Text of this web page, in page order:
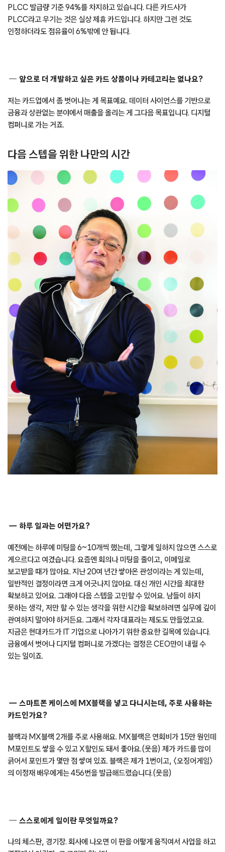
PLCC 발급량 기준 94%를 차지하고 있습니다. 다른 카드사가
PLCC라고 우기는 것은 실상 제휴 카드입니다. 하지만 그런 것도
인정하더라도 점유율이 6%밖에 안 됩니다.
앞으로 더 개발하고 싶은 카드 상품이나 카테고리는 없나요?
저는 카드업에서 좀 벗어나는 게 목표예요. 데이터 사이언스를 기반으로
금융과 상관없는 분야에서 매출을 올리는 게 그다음 목표입니다. 디지털
컴퍼니로 가는 거죠.
다음 스텝을 위한 나만의 시간
하루 일과는 어떤가요?
예전에는 하루에 미팅을 6~10개씩 했는데, 그렇게 일하지 않으면 스스로
게으르다고 여겼습니다. 요즘엔 회의나 미팅을 줄이고, 이메일로
보고받을 때가 많아요. 지난 20여 년간 쌓아온 관성이라는 게 있는데,
일반적인 결정이라면 크게 어긋나지 않아요. 대신 개인 시간을 최대한
확보하고 있어요. 그래야 다음 스텝을 고민할 수 있어요. 남들이 하지
못하는 생각, 저만 할 수 있는 생각을 위한 시간을 확보하려면 실무에 깊이
관여하지 말아야 하거든요. 그래서 각자 대표라는 제도도 만들었고요.
지금은 현대카드가 IT 기업으로 나아가기 위한 중요한 길목에 있습니다.
금융에서 벗어나 디지털 컴퍼니로 가겠다는 결정은 CEO만이 내릴 수
있는 일이죠.
스마트폰 케이스에 MX블랙을 넣고 다니시는데, 주로 사용하는
카드인가요?
블랙과 MX블랙 2개를 주로 사용해요. MX블랙은 연회비가 15만 원인데
M포인트도 쌓을 수 있고 X할인도 돼서 좋아요.(웃음) 제가 카드를 많이
긁어서 포인트가 몇만 점 쌓여 있죠. 블랙은 제가 1번이고, 〈오징어게임〉
의 이정재 배우에게는 456번을 발급해드렸습니다.(웃음)
스스로에게 일이란 무엇일까요?
나의 체스판, 경기장. 회사에 나오면 이 판을 어떻게 움직여서 사업을 하고